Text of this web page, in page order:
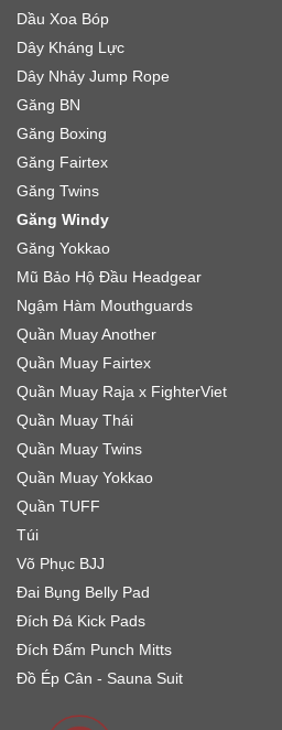
Dầu Xoa Bóp
Dây Kháng Lực
Dây Nhảy Jump Rope
Găng BN
Găng Boxing
Găng Fairtex
Găng Twins
Găng Windy
Găng Yokkao
Mũ Bảo Hộ Đầu Headgear
Ngậm Hàm Mouthguards
Quần Muay Another
Quần Muay Fairtex
Quần Muay Raja x FighterViet
Quần Muay Thái
Quần Muay Twins
Quần Muay Yokkao
Quần TUFF
Túi
Võ Phục BJJ
Đai Bụng Belly Pad
Đích Đá Kick Pads
Đích Đấm Punch Mitts
Đồ Ép Cân - Sauna Suit